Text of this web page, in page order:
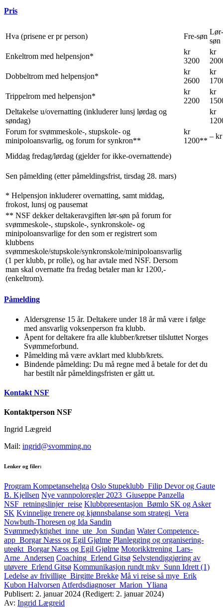
Pris
Hva (prisene er pr person) Fre-søn
Lør-
søn
Enkeltrom med helpensjon*
kr
3200
kr
Dobbeltrom med helpensjon*
kr
2600
kr
Trippelrom med helpensjon*
kr
2200
kr
Deltakelse u/overnatting (inkluderer lunsj lørdag og
søndag)
kr
Forum for svømmeskole-, stupskole- og
minipoloansvarlig, og forum for synkron**
kr
1200**
– kr
Middag fredag/lørdag (gjelder for ikke-overnattende)
Sen påmelding (etter påmeldingsfrist, tirsdag 28. mars)
* Helpensjon inkluderer overnatting, samt middag,
frokost, lunsj og pausemat
** NSF dekker deltakeravgiften lør-søn på forum for
svømmeskole-, stupskole-, synkronskole- og
minipoloansvarlige for den som er registrert som
klubbens
svømmeskole/stupskole/synkronskole/minipoloansvarlig
(1 per klubb, pr rolle), og har avtale med NSF. Dersom
man skal overnatte fra fredag betaler man kr 1200,-
(enkeltrom).
Påmelding
Aldersgrense 15 år. Deltakere under 18 år må være i følge
med ansvarlig voksenperson fra klubb.
Åpent for deltakere fra alle klubber/kretser tilsluttet Norges
Svømmeforbund.
Påmelding må være avklart med klubb/krets.
Bindende påmelding: Du må regne med å betale for det du
har bestilt når påmeldingsfristen er gått ut.
Kontakt NSF
Kontaktperson NSF
Ingrid Lægreid
Mail: ingrid@svomming.no
Lenker og filer:
Program Kompetansehelga Oslo Stupeklubb_Filip Devor og Gaute
B. Kjellsen Nye vannpoloregler 2023_Giuseppe Panzella
NSF_retningslinjer_reise Klubbpresentasjon_Bømlo SK og Asker
SK Kvinnelige trenere og kjønnsbalanse som strategi_Vera
Nowbuth-Thoresen og Ida Sandin
Svømmedyktighet_inne_ute_Jon_Sundan Water Competence-
app_Borgar Næss og Egil Gjølme Planlegging og organisering-
uteøkt_Borgar Næss og Egil Gjølme Motorikktrening_Lars-
Arne_Andersen Coaching_Erlend Gitsø Selvstendiggjøring av
utøvere_Erlend Gitsø Kommunikasjon rundt mkv_Sunn Idrett (1)
Ledelse av frivillige_Birgitte Brekke Må vi reise så mye_Erik
Kubon Halvorsen Atferdsdiagnoser_Marion_Yliana
Publisert: 2. januar 2024 (Redigert: 2. januar 2024)
Av: Ingrid Lægreid